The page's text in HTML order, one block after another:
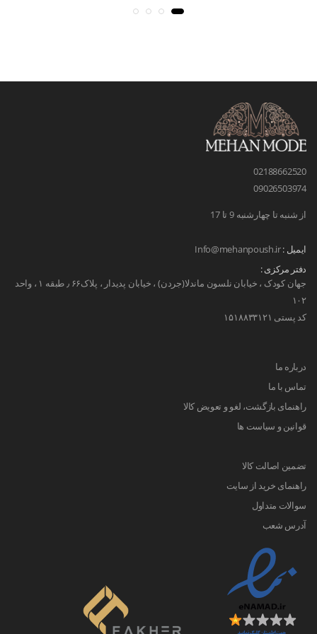
02188662520
09026503974
از شنبه تا چهارشنبه 9 تا 17
ایمیل :Info@mehanpoush.ir
دفتر مرکزی :
جهان کودک ، خیابان نلسون ماندلا(جردن) ، خیابان پدیدار ، پلاک۶۶ ٫ طبقه ۱ ، واحد
۱۰۲
کد پستی ۱۵۱۸۸۳۳۱۲۱
درباره ما
تماس با ما
راهنمای بازگشت، لغو و تعویض کالا
قوانین و سیاست ها
تضمین اصالت کالا
راهنمای خرید از سایت
سوالات متداول
آدرس شعب